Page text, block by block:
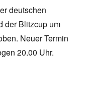
deutschen
der Blitzcup um
Neuer Termin
20.00 Uhr.